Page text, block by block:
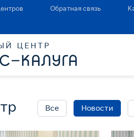
Обратная связь
Все Новости